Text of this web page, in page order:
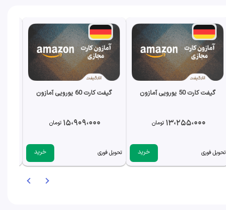
گیفت کارت 50 یورویی آمازون
13،255،000 تومان
تحویل فوری خرید
گیفت کارت 60 یورویی آمازون
15،909،000 تومان
تحویل فوری خرید